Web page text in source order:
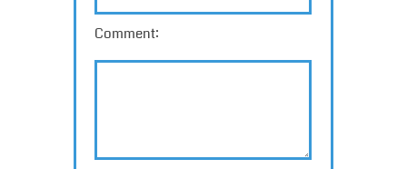
Comment: